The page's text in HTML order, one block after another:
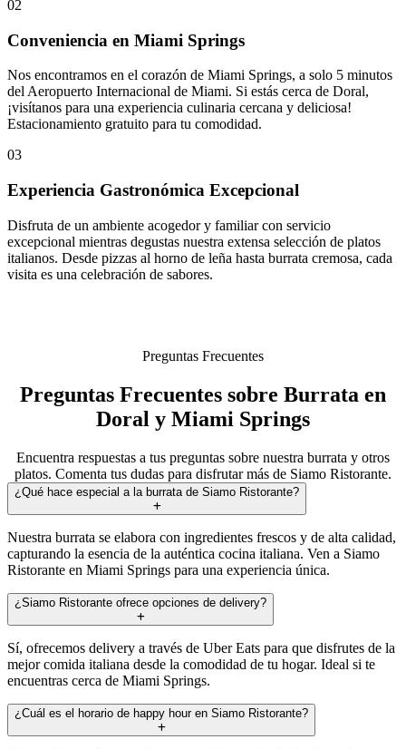
02
Conveniencia en Miami Springs
Nos encontramos en el corazón de Miami Springs, a solo 5 minutos
del Aeropuerto Internacional de Miami. Si estás cerca de Doral,
¡visítanos para una experiencia culinaria cercana y deliciosa!
Estacionamiento gratuito para tu comodidad.
03
Experiencia Gastronómica Excepcional
Disfruta de un ambiente acogedor y familiar con servicio
excepcional mientras degustas nuestra extensa selección de platos
italianos. Desde pizzas al horno de leña hasta burrata cremosa, cada
visita es una celebración de sabores.
Preguntas Frecuentes
Preguntas Frecuentes sobre Burrata en
Doral y Miami Springs
Encuentra respuestas a tus preguntas sobre nuestra burrata y otros
platos. Comenta tus dudas para disfrutar más de Siamo Ristorante.
¿Qué hace especial a la burrata de Siamo Ristorante?
Nuestra burrata se elabora con ingredientes frescos y de alta calidad,
capturando la esencia de la auténtica cocina italiana. Ven a Siamo
Ristorante en Miami Springs para una experiencia única.
¿Siamo Ristorante ofrece opciones de delivery?
Sí, ofrecemos delivery a través de Uber Eats para que disfrutes de la
mejor comida italiana desde la comodidad de tu hogar. Ideal si te
encuentras cerca de Miami Springs.
¿Cuál es el horario de happy hour en Siamo Ristorante?